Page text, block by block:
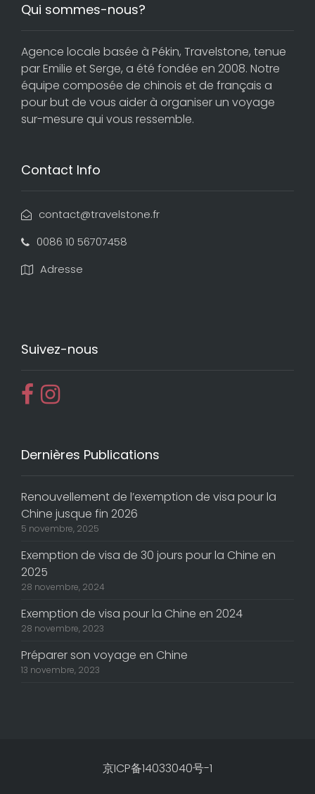
Qui sommes-nous?
Agence locale basée à Pékin, Travelstone, tenue
par Emilie et Serge, a été fondée en 2008. Notre
équipe composée de chinois et de français a
pour but de vous aider à organiser un voyage
sur-mesure qui vous ressemble.
Contact Info
contact@travelstone.fr
0086 10 56707458
Adresse
Suivez-nous
Dernières Publications
Renouvellement de l’exemption de visa pour la
Chine jusque fin 2026
5 novembre, 2025
Exemption de visa de 30 jours pour la Chine en
2025
28 novembre, 2024
Exemption de visa pour la Chine en 2024
28 novembre, 2023
Préparer son voyage en Chine
13 novembre, 2023
京ICP备14033040号-1